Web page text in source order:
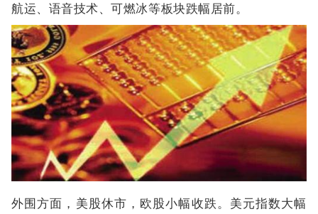
航运、语音技术、可燃冰等板块跌幅居前。
外围方面，美股休市，欧股小幅收跌。美元指数大幅